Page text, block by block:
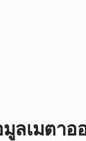
ลเมตาอ